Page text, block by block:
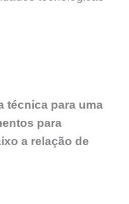
técnica para uma
para
a relação de